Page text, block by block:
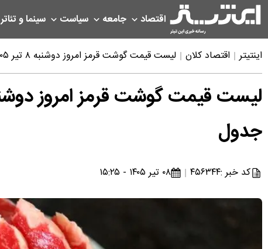
اقتصاد جامعه سیاست سینما و تئاتر
اینتیتر اقتصاد کلان لیست قیمت گوشت قرمز امروز دوشنبه ۸ تیر ۱۴۰۵ | هر کیلوگرم گوشت گوساله و گوسفندی چند شد؟ + جدول
جدول
کد خبر :۴۵۶۳۴۴ ۰۸ تیر ۱۴۰۵ - ۱۵:۲۵